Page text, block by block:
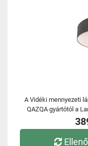
A Vidéki mennyezeti
QAZQA gyártótól a